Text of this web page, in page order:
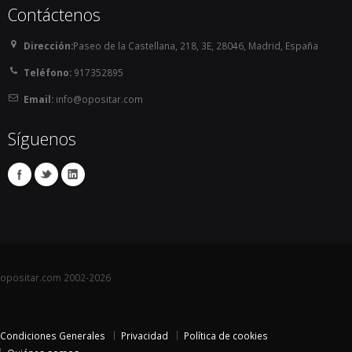
SOLICITA MÁS INFORMACIÓN
SOLICITA MÁS INFORMACIÓN
Contáctenos
Dirección:Paseo de la Castellana, 218, 3E, 28046, Madrid, España
Teléfono: 917352895
Email:info@opositar.com
Síguenos
opositar.com 2002-2026
Condiciones Generales Privacidad
Política de cookies